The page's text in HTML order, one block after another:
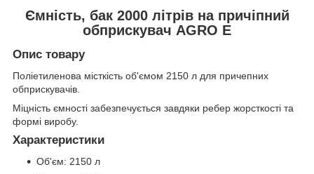
Ємність, бак 2000 літрів на причіпний
обприскувач AGRO E
Опис товару
Поліетиленова місткість об'ємом 2150 л для причепних
обприскувачів.
Міцність ємності забезпечується завдяки ребер жорсткості та
формі виробу.
Характеристики
Об'єм: 2150 л